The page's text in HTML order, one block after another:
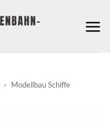
» Modellbau Schiffe